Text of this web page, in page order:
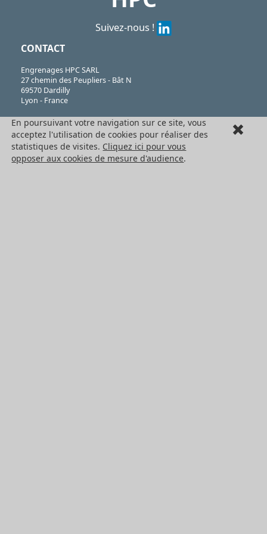
Suivez-nous !
CONTACT
Engrenages HPC SARL
27 chemin des Peupliers - Bât N
69570 Dardilly
Lyon - France
Téléphone :
+33(0)4 37 496 496
Fax :
+33(0)4 37 490 055
En poursuivant votre navigation sur ce site, vous
acceptez l'utilisation de cookies pour réaliser des
statistiques de visites. Cliquez ici pour vous
opposer aux cookies de mesure d'audience.